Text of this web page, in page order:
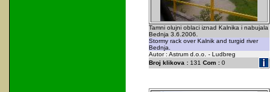
Tamni olujni oblaci iznad Kalnika i nabujala
Bednja 3.6.2006.
Stormy rack over Kalnik and turgid river
Bednja.
Autor : Astrum d.o.o. - Ludbreg
Broj klikova :131 Com :0